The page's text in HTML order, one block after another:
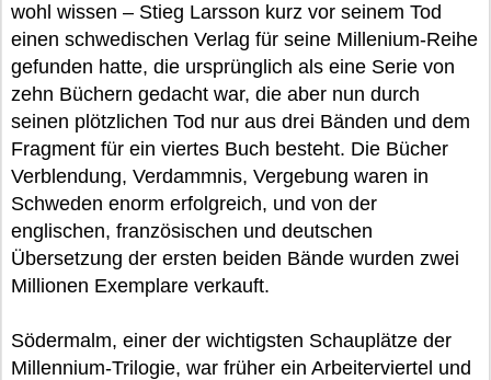
wohl wissen – Stieg Larsson kurz vor seinem Tod
einen schwedischen Verlag für seine Millenium-Reihe
gefunden hatte, die ursprünglich als eine Serie von
zehn Büchern gedacht war, die aber nun durch
seinen plötzlichen Tod nur aus drei Bänden und dem
Fragment für ein viertes Buch besteht. Die Bücher
Verblendung, Verdammnis, Vergebung waren in
Schweden enorm erfolgreich, und von der
englischen, französischen und deutschen
Übersetzung der ersten beiden Bände wurden zwei
Millionen Exemplare verkauft.
Södermalm, einer der wichtigsten Schauplätze der
Millennium-Trilogie, war früher ein Arbeiterviertel und